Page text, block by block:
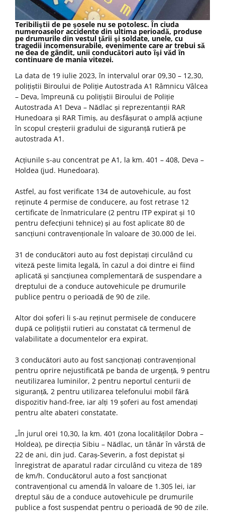
Teribiliştii de pe şosele nu se potolesc. În ciuda
numeroaselor accidente din ultima perioadă, produse
pe drumurile din vestul ţării şi soldate, unele, cu
tragedii incomensurabile, evenimente care ar trebui să
ne dea de gândit, unii conducători auto îşi văd în
continuare de mania vitezei.
La data de 19 iulie 2023, în intervalul orar 09,30 – 12,30,
polițiștii Biroului de Poliție Autostrada A1 Râmnicu Vâlcea
– Deva, împreună cu polițiștii Biroului de Poliție
Autostrada A1 Deva – Nădlac și reprezentanții RAR
Hunedoara și RAR Timiș, au desfășurat o amplă acțiune
în scopul creșterii gradului de siguranță rutieră pe
autostrada A1.
Acțiunile s-au concentrat pe A1, la km. 401 – 408, Deva –
Holdea (jud. Hunedoara).
Astfel, au fost verificate 134 de autovehicule, au fost
reținute 4 permise de conducere, au fost retrase 12
certificate de înmatriculare (2 pentru ITP expirat și 10
pentru defecțiuni tehnice) și au fost aplicate 80 de
sancțiuni contravenționale în valoare de 30.000 de lei.
31 de conducători auto au fost depistați circulând cu
viteză peste limita legală, în cazul a doi dintre ei fiind
aplicată și sancțiunea complementară de suspendare a
dreptului de a conduce autovehicule pe drumurile
publice pentru o perioadă de 90 de zile.
Altor doi șoferi li s-au reținut permisele de conducere
după ce polițiștii rutieri au constatat că termenul de
valabilitate a documentelor era expirat.
3 conducători auto au fost sancționați contravențional
pentru oprire nejustificată pe banda de urgență, 9 pentru
neutilizarea luminilor, 2 pentru neportul centurii de
siguranță, 2 pentru utilizarea telefonului mobil fără
dispozitiv hand-free, iar alți 19 șoferi au fost amendați
pentru alte abateri constatate.
„În jurul orei 10,30, la km. 401 (zona localităților Dobra –
Holdea), pe direcția Sibiu – Nădlac, un tânăr în vârstă de
22 de ani, din jud. Caraș-Severin, a fost depistat și
înregistrat de aparatul radar circulând cu viteza de 189
de km/h. Conducătorul auto a fost sancționat
contravențional cu amendă în valoare de 1.305 lei, iar
dreptul său de a conduce autovehicule pe drumurile
publice a fost suspendat pentru o perioadă de 90 de zile.